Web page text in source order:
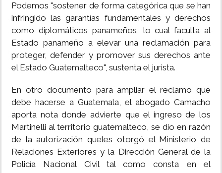
Podemos "sostener de forma categórica que se han
infringido las garantías fundamentales y derechos
como diplomáticos panameños, lo cual faculta al
Estado panameño a elevar una reclamación para
proteger, defender y promover sus derechos ante
el Estado Guatemalteco", sustenta el jurista.
En otro documento para ampliar el reclamo que
debe hacerse a Guatemala, el abogado Camacho
aporta nota donde advierte que el ingreso de los
Martinelli al territorio guatemalteco, se dio en razón
de la autorización queles otorgó el Ministerio de
Relaciones Exteriores y la Dirección General de la
Policía Nacional Civil tal como consta en el